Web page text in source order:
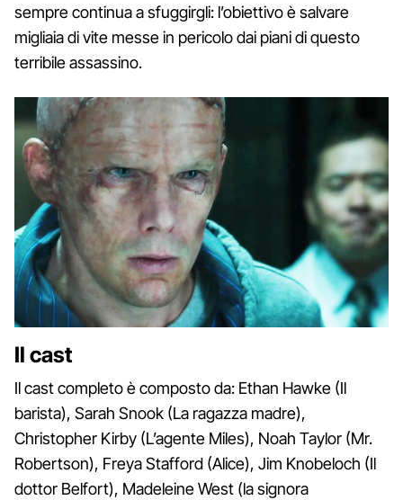
sempre continua a sfuggirgli: l’obiettivo è salvare
migliaia di vite messe in pericolo dai piani di questo
terribile assassino.
Il cast
Il cast completo è composto da: Ethan Hawke (Il
barista), Sarah Snook (La ragazza madre),
Christopher Kirby (L’agente Miles), Noah Taylor (Mr.
Robertson), Freya Stafford (Alice), Jim Knobeloch (Il
dottor Belfort), Madeleine West (la signora